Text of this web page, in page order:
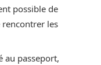
possible de
les
au passeport,